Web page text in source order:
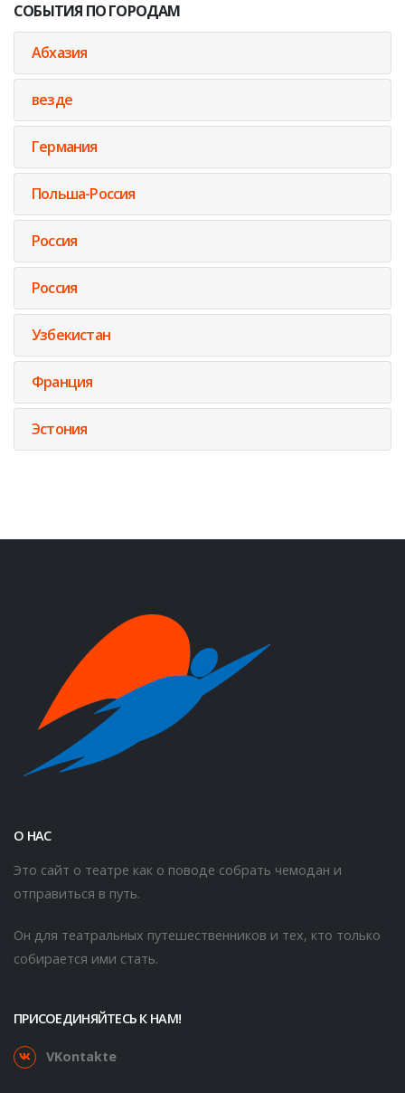
СОБЫТИЯ ПО ГОРОДАМ
Абхазия
везде
Германия
Польша-Россия
Россия
Россия
Узбекистан
Франция
Эстония
О НАС
Это сайт о театре как о поводе собрать чемодан и
отправиться в путь.
Он для театральных путешественников и тех, кто только
собирается ими стать.
ПРИСОЕДИНЯЙТЕСЬ К НАМ!
VKontakte